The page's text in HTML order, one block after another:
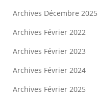
Archives Décembre 2025
Archives Février 2022
Archives Février 2023
Archives Février 2024
Archives Février 2025